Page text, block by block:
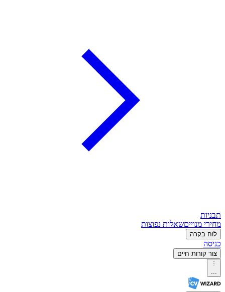
תבניות
מחירי מנוייםשאלות נפוצות
לוח בקרה
כניסה
צור קורות חיים
...